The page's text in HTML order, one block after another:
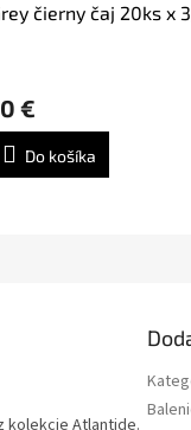
čierny čaj 20ks x
€
Do košíka